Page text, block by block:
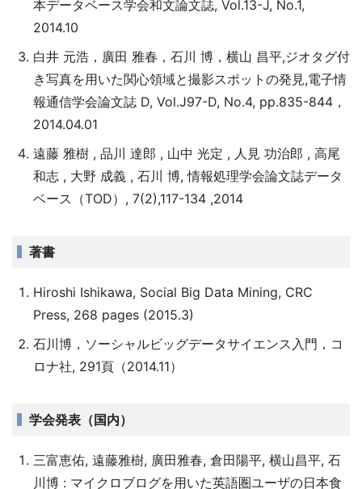
本データベース学会和文論文誌, Vol.13-J, No.1,
2014.10
白井 元浩，廣田 雅春，石川 博，横山 昌平,ジオタグ付
き写真を用いた関心領域と撮影スポットの発見,電子情
報通信学会論文誌 D, Vol.J97-D, No.4, pp.835-844，
2014.04.01
遠藤 雅樹 , 品川 達郎 , 山中 光定 , 人見 功治郎 , 高尾
和志 , 大野 成義 , 石川 博, 情報処理学会論文誌データ
ベース（TOD）, 7(2),117-134 ,2014
著書
Hiroshi Ishikawa, Social Big Data Mining, CRC
Press, 268 pages (2015.3)
石川博，ソーシャルビッグデータサイエンス入門，コ
ロナ社, 291頁（2014.11）
学会発表（国内）
三富恵佑, 遠藤雅樹, 廣田雅春, 倉田陽平, 横山昌平, 石
川博 : マイクロブログを用いた英語圏ユーザの日本食